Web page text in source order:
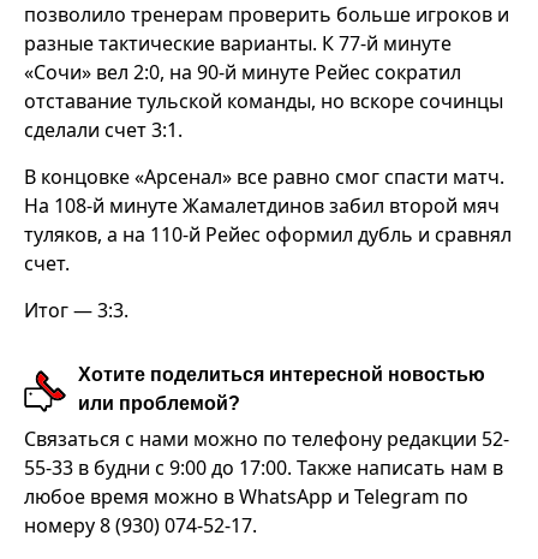
позволило тренерам проверить больше игроков и
разные тактические варианты. К 77-й минуте
«Сочи» вел 2:0, на 90-й минуте Рейес сократил
отставание тульской команды, но вскоре сочинцы
сделали счет 3:1.
В концовке «Арсенал» все равно смог спасти матч.
На 108-й минуте Жамалетдинов забил второй мяч
туляков, а на 110-й Рейес оформил дубль и сравнял
счет.
Итог — 3:3.
Хотите поделиться интересной новостью
или проблемой?
Связаться с нами можно по телефону редакции 52-
55-33 в будни с 9:00 до 17:00. Также написать нам в
любое время можно в WhatsApp и Telegram по
номеру 8 (930) 074-52-17.